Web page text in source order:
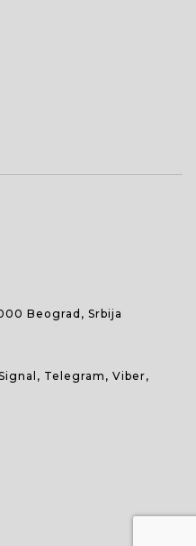
Beograd, Srbija
Telegram, Viber,